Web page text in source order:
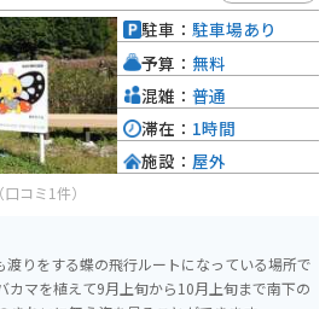
道はチェーンを巻いた作業
コボコの場所が多く少々危険ですのでゆっく
ン標高を上げながらゲレンデの絶景に綺麗
れる場所はなかなか無いのでとってもおす
（口コミ1件）
りをする蝶の飛行ルートになっている場所で
カマを植えて9月上旬から10月上旬まで南下の
駐車： 駐車場あり
予算： 無料
混雑： 普通
滞在： 1時間
施設： 屋外